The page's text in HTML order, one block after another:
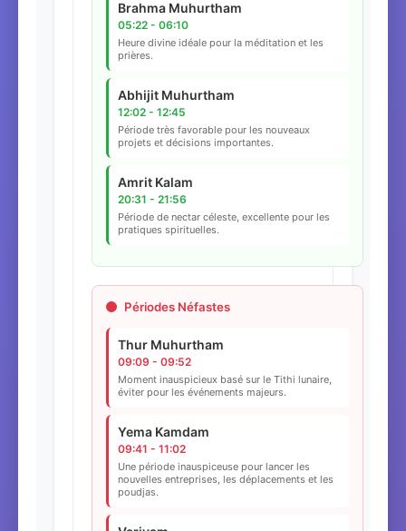
Brahma Muhurtham
05:22 - 06:10
Heure divine idéale pour la méditation et les
prières.
Abhijit Muhurtham
12:02 - 12:45
Période très favorable pour les nouveaux
projets et décisions importantes.
Amrit Kalam
20:31 - 21:56
Période de nectar céleste, excellente pour les
pratiques spirituelles.
Périodes Néfastes
Thur Muhurtham
09:09 - 09:52
Moment inauspicieux basé sur le Tithi lunaire,
éviter pour les événements majeurs.
Yema Kamdam
09:41 - 11:02
Une période inauspiceuse pour lancer les
nouvelles entreprises, les déplacements et les
poudjas.